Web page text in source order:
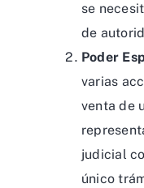
se
de
Poder
varias
venta de
judicial
único